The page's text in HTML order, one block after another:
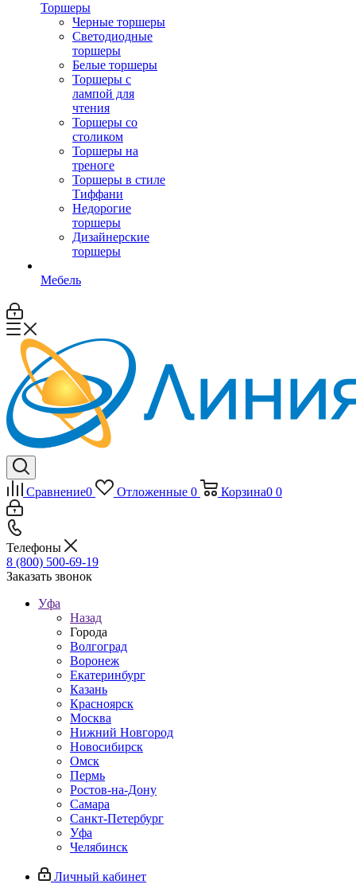
Торшеры
Черные торшеры
Светодиодные
торшеры
Белые торшеры
Торшеры с
лампой для
чтения
Торшеры со
столиком
Торшеры на
треноге
Торшеры в стиле
Тиффани
Недорогие
торшеры
Дизайнерские
торшеры
Мебель
Сравнение0 Отложенные 0 Корзина0 0
Телефоны
8 (800) 500-69-19
Заказать звонок
Уфа
Назад
Города
Волгоград
Воронеж
Екатеринбург
Казань
Красноярск
Москва
Нижний Новгород
Новосибирск
Омск
Пермь
Ростов-на-Дону
Самара
Санкт-Петербург
Уфа
Челябинск
Личный кабинет